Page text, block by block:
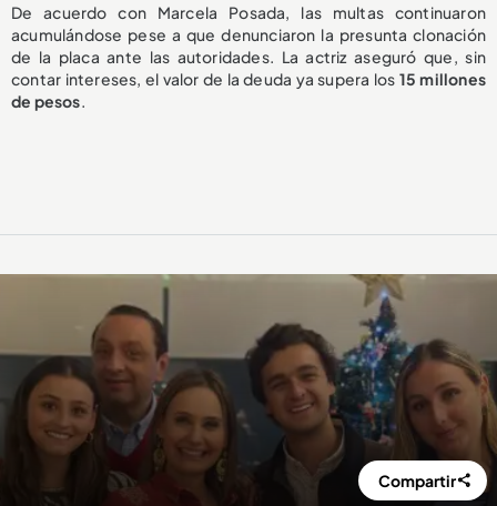
De acuerdo con Marcela Posada, las multas continuaron
acumulándose pese a que denunciaron la presunta clonación
de la placa ante las autoridades. La actriz aseguró que, sin
contar intereses, el valor de la deuda ya supera los 15 millones
de pesos.
Compartir